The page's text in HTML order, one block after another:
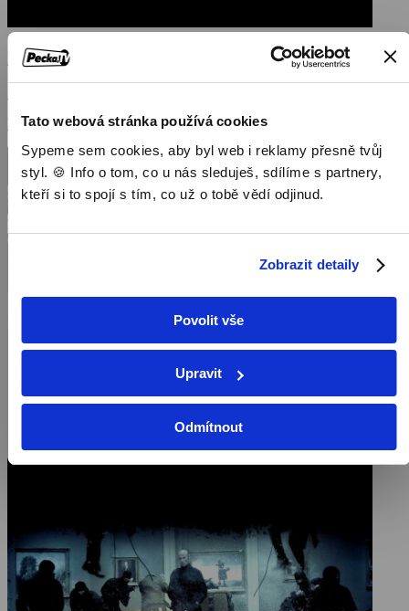
Tato webová stránka používá cookies
Sypeme sem cookies, aby byl web i reklamy přesně tvůj
styl. 🍪 Info o tom, co u nás sleduješ, sdílíme s partnery,
kteří si to spojí s tím, co už o tobě vědí odjinud.
Zobrazit detaily
Povolit vše
Upravit
Odmítnout
Na dostřel
Filmy / Krimi filmy / Thrillery / Akční filmy